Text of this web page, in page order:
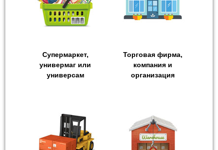
Супермаркет,
универмаг или
универсам
Торговая фирма,
компания и
организация